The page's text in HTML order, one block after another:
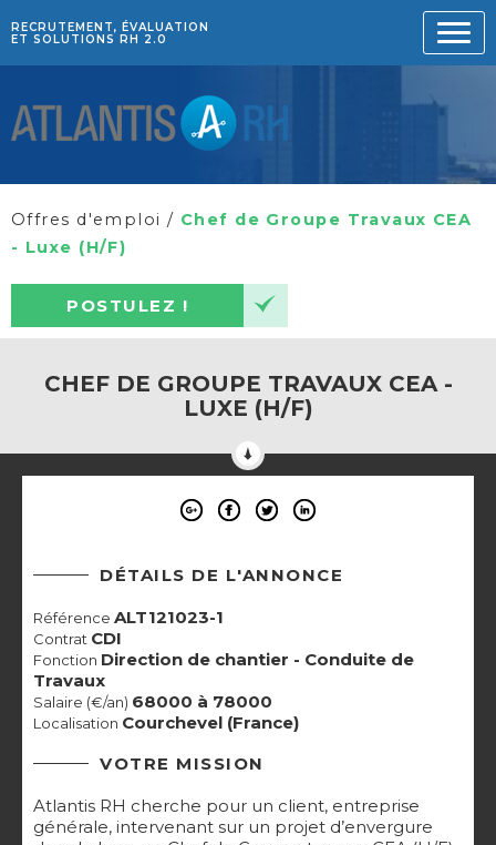
RECRUTEMENT, ÉVALUATION
ET SOLUTIONS RH 2.0
Offres d'emploi / Chef de Groupe Travaux CEA
- Luxe (H/F)
POSTULEZ !
CHEF DE GROUPE TRAVAUX CEA -
LUXE (H/F)
DÉTAILS DE L'ANNONCE
Référence ALT121023-1
Contrat CDI
Fonction Direction de chantier - Conduite de
Travaux
Salaire (€/an) 68000 à 78000
Localisation Courchevel (France)
VOTRE MISSION
Atlantis RH cherche pour un client, entreprise
générale, intervenant sur un projet d’envergure